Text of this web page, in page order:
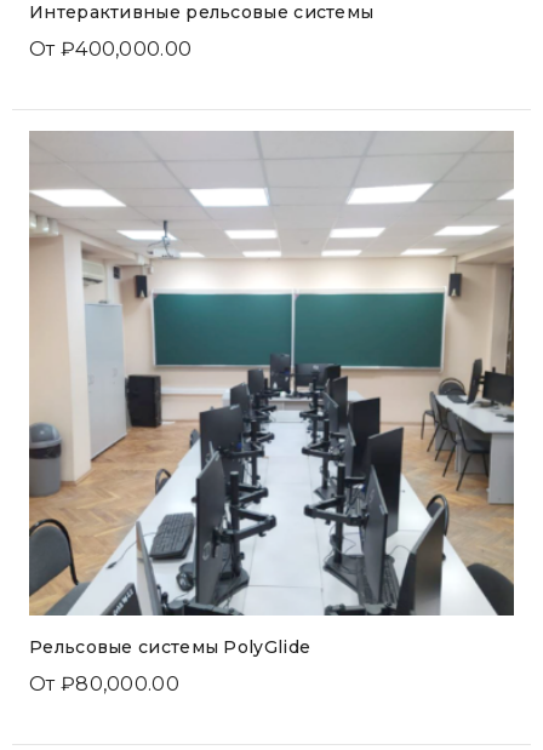
Интерактивные рельсовые системы
От ₽400,000.00
Рельсовые системы PolyGlide
От ₽80,000.00